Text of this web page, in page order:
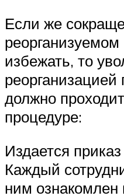
Если же
избежать, то
реорганизацией
должно
процедуре:
Издается
Каждый
ним ознакомлен